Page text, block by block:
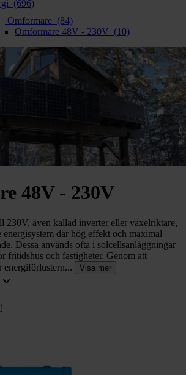
(696)
Omformare (84)
Omformare 48V - 230V (10)
48V - 230V
230V, även kallad inverter eller växelriktare,
där hög effekt och maximal
Dessa används ofta i solcellsanläggningar
fritidshus och fastigheter. Genom att
energiförlustern...
Visa mer
keyboard_arrow_down